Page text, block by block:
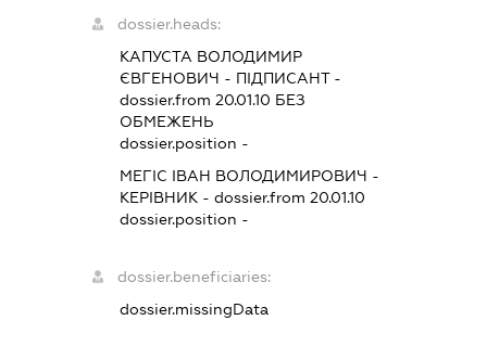
dossier.heads:
КАПУСТА ВОЛОДИМИР
ЄВГЕНОВИЧ - ПІДПИСАНТ-
dossier.from 20.01.10 БЕЗ
ОБМЕЖЕНЬ
dossier.position -
МЕГІС ІВАН ВОЛОДИМИРОВИЧ -
КЕРІВНИК - dossier.from 20.01.10
dossier.position -
dossier.beneficiaries:
dossier.missingData